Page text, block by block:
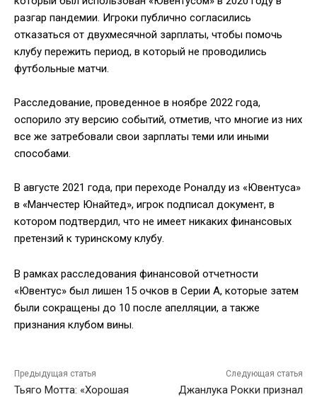
разгар пандемии. Игроки публично согласились
отказаться от двухмесячной зарплаты, чтобы помочь
клубу пережить период, в который не проводились
футбольные матчи.
Расследование, проведенное в ноябре 2022 года,
оспорило эту версию событий, отметив, что многие из них
все же затребовали свои зарплаты теми или иными
способами.
В августе 2021 года, при переходе Роналду из «Ювентуса»
в «Манчестер Юнайтед», игрок подписал документ, в
котором подтвердил, что не имеет никаких финансовых
претензий к туринскому клубу.
В рамках расследования финансовой отчетности
«Ювентус» был лишен 15 очков в Серии А, которые затем
были сокращены до 10 после апелляции, а также
признания клубом вины.
Предыдущая статья
Тьяго Мотта: «Хорошая
Следующая статья
Джанлука Рокки признал